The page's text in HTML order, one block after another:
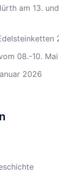
am 13.
08.-10.
2026